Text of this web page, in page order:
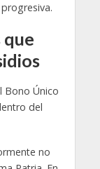
que
Bono Único
del
no